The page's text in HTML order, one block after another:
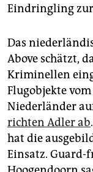
Eindringling zur
Das
Above schätzt,
Kriminellen
Flugobjekte
Niederländer
richten Adler ab
hat die
Einsatz. Guard-